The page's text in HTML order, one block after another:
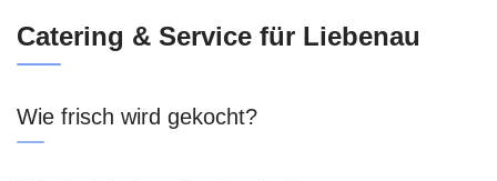
Catering & Service für Liebenau
Wie frisch wird gekocht?